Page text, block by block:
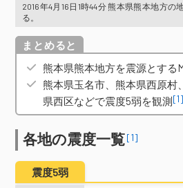
2016年4月16日1時44分 熊本県熊本地方の
る。
概要
熊本県熊本地方を震源とする
熊本県玉名市、熊本県西原村
県西区などで震度5弱を観測[1]
各地の震度一覧[1]
震度5弱